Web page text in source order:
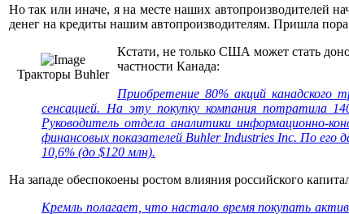
Но так или иначе, я на месте наших автопроизводителей
денег на кредиты нашим автопроизводителям. Пришла
Тракторы Buhler
Кстати, не только США может стать
частности Канада:
Приобретение 80% акций канадского
сенсацией. На эту покупку компания потратила
Руководитель отдела аналитики информационно-
финансовых показателей Buhler Industries Inc. По его
10,6% (до $120 млн).
На западе обеспокоены ростом влияния российского
Кремль полагает, что настало время покупать